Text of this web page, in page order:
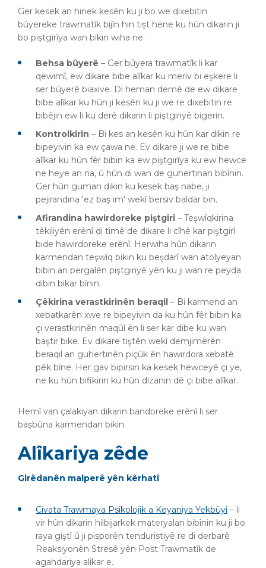
Ger kesek an hinek kesên ku ji bo we dixebitin
bûyereke trawmatîk bijîn hin tişt hene ku hûn dikarin ji
bo piştgirîya wan bikin wiha ne:
Behsa bûyerê – Ger bûyera trawmatîk li kar
qewimî, ew dikare bibe alîkar ku meriv bi eşkere li
ser bûyerê biaxive. Di heman demê de ew dikare
bibe alîkar ku hûn ji kesên ku ji we re dixebitin re
bibêjin ew li ku derê dikarin li piştgiriyê bigerin.
Kontrolkirin – Bi kes an kesên ku hûn kar dikin re
bipeyivin ka ew çawa ne. Ev dikare ji we re bibe
alîkar ku hûn fêr bibin ka ew piştgirîya ku ew hewce
ne heye an na, û hûn di wan de guhertinan bibînin.
Ger hûn guman dikin ku kesek baş nabe, ji
pejirandina 'ez baş im' wekî bersiv baldar bin.
Afirandina hawirdoreke piştgirî– Teşwîqkirina
têkiliyên erênî di tîmê de dikare li cîhê kar piştgirî
bide hawirdoreke erênî. Herwiha hûn dikarin
karmendan teşwîq bikin ku beşdarî wan atolyeyan
bibin an pergalên piştgiriyê yên ku ji wan re peyda
dibin bikar bînin.
Çêkirina verastkirinên beraqil – Bi karmend an
xebatkarên xwe re bipeyivin da ku hûn fêr bibin ka
çi verastkirinên maqûl ên li ser kar dibe ku wan
baştir bike. Ev dikare tiştên wekî demjimêrên
beraqil an guhertinên piçûk ên hawirdora xebatê
pêk bîne. Her gav bipirsin ka kesek hewceyê çi ye,
ne ku hûn bifikirin ku hûn dizanin dê çi bibe alîkar.
Hemî van çalakiyan dikarin bandoreke erênî li ser
başbûna karmendan bikin.
Alîkariya zêde
Girêdanên malperê yên kêrhatî
Civata Trawmaya Psîkolojîk a Keyaniya Yekbûyî – li
vir hûn dikarin hilbijarkek materyalan bibînin ku ji bo
raya giştî û ji pisporên tenduristiyê re di derbarê
Reaksiyonên Stresê yên Post Trawmatîk de
agahdariya alîkar e.